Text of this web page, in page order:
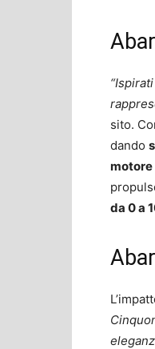
sito.
dando
motore
da 0 a